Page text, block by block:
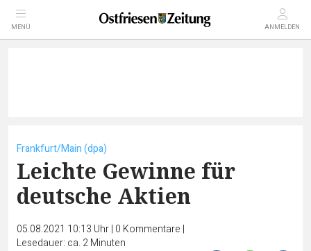
MENÜ ANMELDEN
Frankfurt/Main (dpa)
Leichte Gewinne für
deutsche Aktien
05.08.2021 10:13 Uhr| 0 Kommentare |
Lesedauer: ca. 2 Minuten